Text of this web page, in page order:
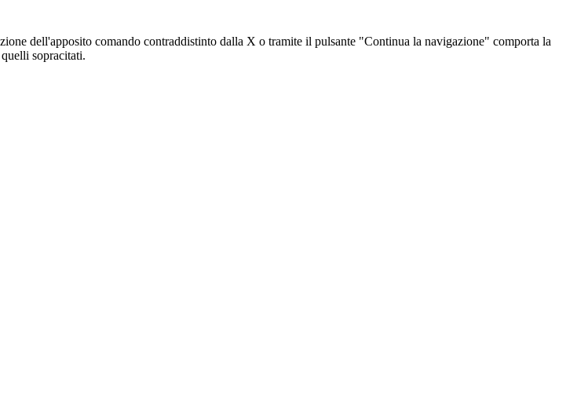
dell'apposito comando contraddistinto dalla X o tramite il pulsante "Continua la navigazione" comporta la
sopracitati.